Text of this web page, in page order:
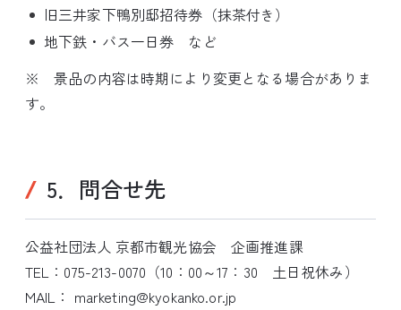
旧三井家下鴨別邸招待券（抹茶付き）
地下鉄・バス一日券 など
※ 景品の内容は時期により変更となる場合がありま
す。
5．問合せ先
公益社団法人 京都市観光協会 企画推進課
TEL：075-213-0070（10：00～17：30 土日祝休み）
MAIL： marketing@kyokanko.or.jp